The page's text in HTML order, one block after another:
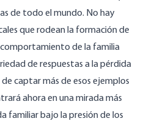
de todo el mundo. No hay
que rodean la formación de
de la familia
de respuestas a la pérdida
captar más de esos ejemplos
ahora en una mirada más
familiar bajo la presión de los